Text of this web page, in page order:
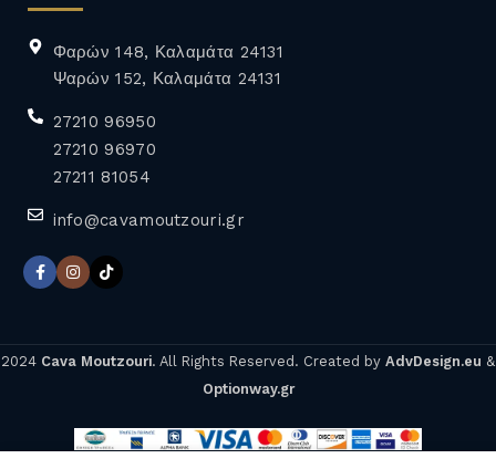
Φαρών 148, Καλαμάτα 24131
Ψαρών 152, Καλαμάτα 24131
27210 96950
27210 96970
27211 81054
info@cavamoutzouri.gr
2024 Cava Moutzouri. All Rights Reserved. Created by AdvDesign.eu &
Optionway.gr